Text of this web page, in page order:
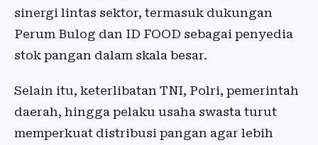
sinergi lintas sektor, termasuk dukungan
Perum Bulog dan ID FOOD sebagai penyedia
stok pangan dalam skala besar.
Selain itu, keterlibatan TNI, Polri, pemerintah
daerah, hingga pelaku usaha swasta turut
memperkuat distribusi pangan agar lebih